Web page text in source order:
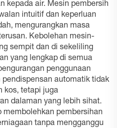
kepada air. Mesin pembersih
intuitif dan keperluan
mengurangkan masa
Kebolehan mesin-
sempit dan di sekeliling
yang lengkap di semua
penggunaan
automatik tidak
kos, tetapi juga
dalaman yang lebih sihat.
membolehkan pembersihan
tanpa mengganggu